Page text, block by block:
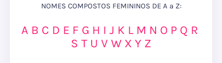
NOMES COMPOSTOS FEMININOS DE A a Z:
A B C D E F G H I J K L M N O P Q R
S T U V W X Y Z